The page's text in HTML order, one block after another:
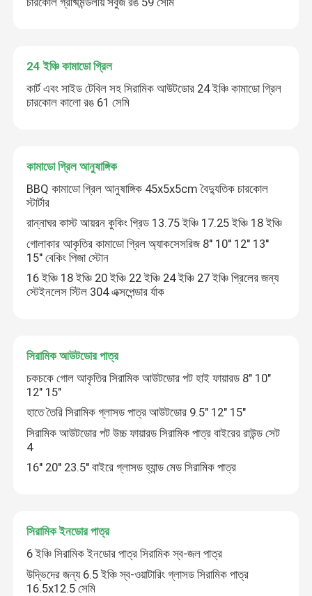
15 ইঞ্চি কামাডো গ্রিল
18 ইঞ্চি কামাডো গ্রিল
20 ইঞ্চি কামাডো গ্রিল
22 ইঞ্চি কামাডো গ্রিল
24 ইঞ্চি কামাডো গ্রিল
কামাডো গ্রিল আনুষাঙ্গিক
সিরামিক আউটডোর পাত্র
24 ইঞ্চি কামাডো গ্রিল
কার্ট এবং সাইড টেবিল সহ সিরামিক আউটডোর 24 ইঞ্চি কামাডো গ্রিল
চারকোল কালো রঙ 61 সেমি
কামাডো গ্রিল আনুষাঙ্গিক
BBQ কামাডো গ্রিল আনুষাঙ্গিক 45x5x5cm বৈদ্যুতিক চারকোল
স্টার্টার
রান্নাঘর কাস্ট আয়রন কুকিং গ্রিড 13.75 ইঞ্চি 17.25 ইঞ্চি 18 ইঞ্চি
গোলাকার আকৃতির কামাডো গ্রিল অ্যাকসেসরিজ 8'' 10'' 12'' 13''
15'' বেকিং পিজা স্টোন
16 ইঞ্চি 18 ইঞ্চি 20 ইঞ্চি 22 ইঞ্চি 24 ইঞ্চি 27 ইঞ্চি গ্রিলের জন্য
স্টেইনলেস স্টিল 304 এক্সপেন্ডার র্যাক
সিরামিক আউটডোর পাত্র
চকচকে গোল আকৃতির সিরামিক আউটডোর পট হাই ফায়ারড 8" 10"
12" 15"
হাতে তৈরি সিরামিক গ্লাসড পাত্র আউটডোর 9.5" 12" 15"
সিরামিক আউটডোর পট উচ্চ ফায়ারড সিরামিক পাত্র বাইরের রাউন্ড সেট
4
16'' 20'' 23.5'' বাইরে গ্লাসড হ্যান্ড মেড সিরামিক পাত্র
সিরামিক ইনডোর পাত্র
6 ইঞ্চি সিরামিক ইনডোর পাত্র সিরামিক স্ব-জল পাত্র
উদ্ভিদের জন্য 6.5 ইঞ্চি স্ব-ওয়াটারিং গ্লাসড সিরামিক পাত্র
16.5x12.5 সেমি